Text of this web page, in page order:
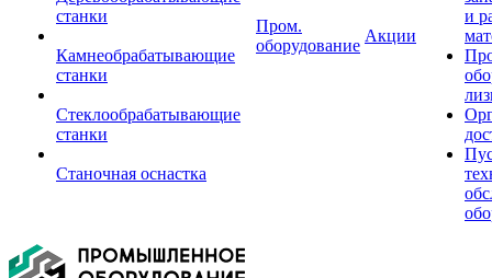
станки
Камнеобрабатывающие
станки
Стеклообрабатывающие
станки
Станочная оснастка
Пром.
оборудование
Акции
и